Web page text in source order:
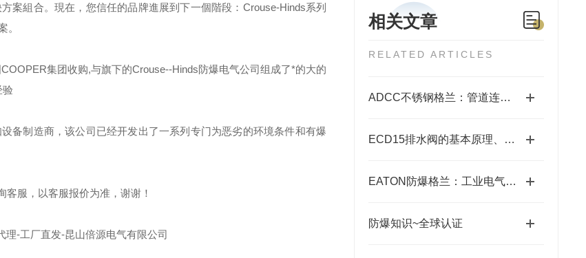
相关文章
RELATED ARTICLES
ADCC不锈钢格兰：管道连接的坚固守护者
ECD15排水阀的基本原理、类型和使用方法说明
EATON防爆格兰：工业电气安全的守护者
防爆知识~全球认证
案組合。現在，您信任的品牌進展到下一個階段： Crouse-Hinds系列
。
COOPER集团收购,与旗下的Crouse--Hinds防爆电气公司组成了*的大的
验
备制造商，该公司已经开发出了一系列专门为恶劣的环境条件和有爆
服，以客服报价为准，谢谢！
理-工厂直发-昆山倍源电气有限公司